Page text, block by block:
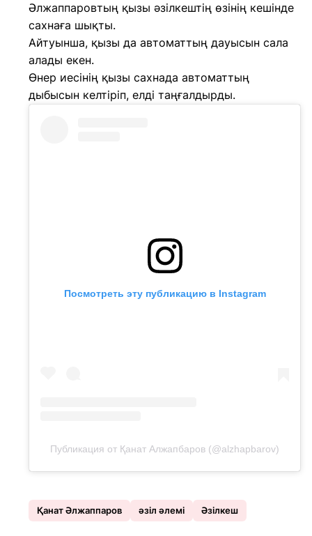
Әлжаппаровтың қызы әзілкештің өзінің кешінде
сахнаға шықты.
Айтуынша, қызы да автоматтың дауысын сала
алады екен.
Өнер иесінің қызы сахнада автоматтың
дыбысын келтіріп, елді таңғалдырды.
Посмотреть эту публикацию в Instagram
Публикация от Қанат Алжапбаров (@alzhapbarov)
Қанат Әлжаппаров әзіл әлемі Әзілкеш